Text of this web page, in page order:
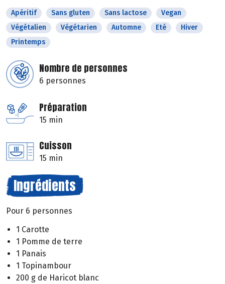
Apéritif Sans gluten Sans lactose
Vegan
Végétalien
Végétarien Automne Eté
Hiver
Printemps
Nombre de personnes
6 personnes
Préparation
15 min
Cuisson
15 min
Ingrédients
Pour 6 personnes
1 Carotte
1 Pomme de terre
1 Panais
1 Topinambour
200 g de Haricot blanc